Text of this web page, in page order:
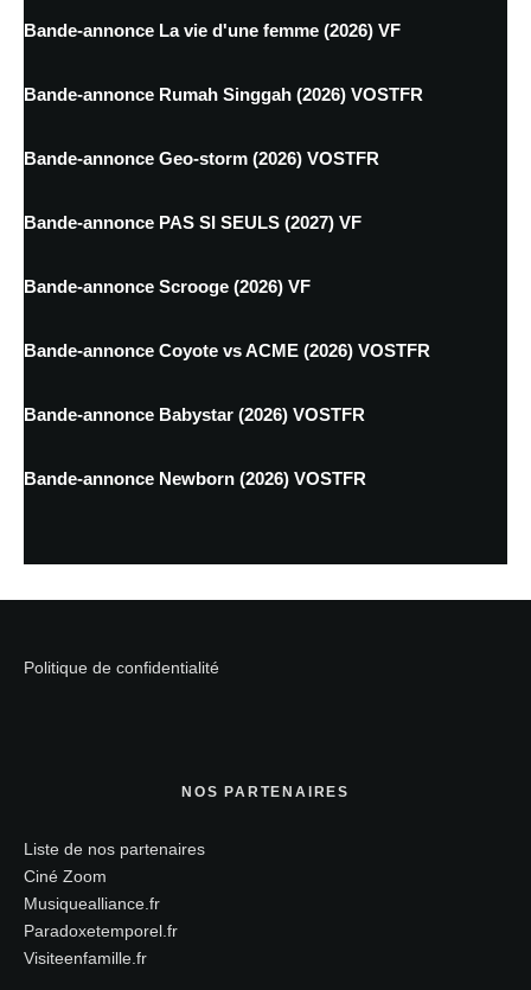
Bande-annonce La vie d'une femme (2026) VF
Bande-annonce Rumah Singgah (2026) VOSTFR
Bande-annonce Geo-storm (2026) VOSTFR
Bande-annonce PAS SI SEULS (2027) VF
Bande-annonce Scrooge (2026) VF
Bande-annonce Coyote vs ACME (2026) VOSTFR
Bande-annonce Babystar (2026) VOSTFR
Bande-annonce Newborn (2026) VOSTFR
Politique de confidentialité
NOS PARTENAIRES
Liste de nos partenaires
Ciné Zoom
Musiquealliance.fr
Paradoxetemporel.fr
Visiteenfamille.fr